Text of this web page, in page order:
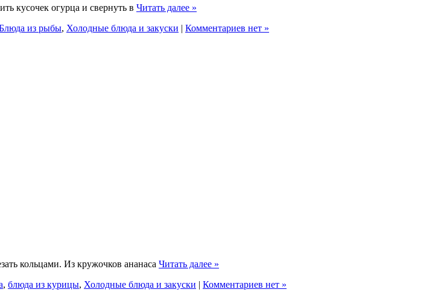
кусочек огурца и свернуть в Читать далее »
из рыбы, Холодные блюда и закуски | Комментариев нет »
кольцами. Из кружочков ананаса Читать далее »
, блюда из курицы, Холодные блюда и закуски | Комментариев нет »